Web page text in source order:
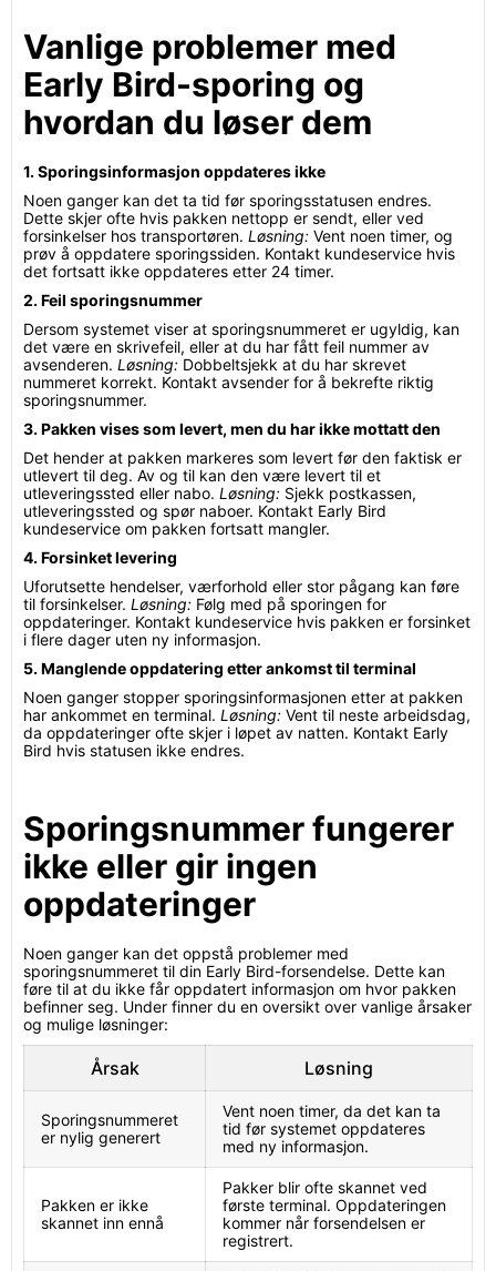
Vanlige problemer med
Early Bird-sporing og
hvordan du løser dem
1. Sporingsinformasjon oppdateres ikke
Noen ganger kan det ta tid før sporingsstatusen endres.
Dette skjer ofte hvis pakken nettopp er sendt, eller ved
forsinkelser hos transportøren. Løsning: Vent noen timer, og
prøv å oppdatere sporingssiden. Kontakt kundeservice hvis
det fortsatt ikke oppdateres etter 24 timer.
2. Feil sporingsnummer
Dersom systemet viser at sporingsnummeret er ugyldig, kan
det være en skrivefeil, eller at du har fått feil nummer av
avsenderen. Løsning: Dobbeltsjekk at du har skrevet
nummeret korrekt. Kontakt avsender for å bekrefte riktig
sporingsnummer.
3. Pakken vises som levert, men du har ikke mottatt den
Det hender at pakken markeres som levert før den faktisk er
utlevert til deg. Av og til kan den være levert til et
utleveringssted eller nabo. Løsning: Sjekk postkassen,
utleveringssted og spør naboer. Kontakt Early Bird
kundeservice om pakken fortsatt mangler.
4. Forsinket levering
Uforutsette hendelser, værforhold eller stor pågang kan føre
til forsinkelser. Løsning: Følg med på sporingen for
oppdateringer. Kontakt kundeservice hvis pakken er forsinket
i flere dager uten ny informasjon.
5. Manglende oppdatering etter ankomst til terminal
Noen ganger stopper sporingsinformasjonen etter at pakken
har ankommet en terminal. Løsning: Vent til neste arbeidsdag,
da oppdateringer ofte skjer i løpet av natten. Kontakt Early
Bird hvis statusen ikke endres.
Sporingsnummer fungerer
ikke eller gir ingen
oppdateringer
Noen ganger kan det oppstå problemer med
sporingsnummeret til din Early Bird-forsendelse. Dette kan
føre til at du ikke får oppdatert informasjon om hvor pakken
befinner seg. Under finner du en oversikt over vanlige årsaker
og mulige løsninger:
Årsak Løsning
Sporingsnummeret
er nylig generert
Vent noen timer, da det kan ta
tid før systemet oppdateres
med ny informasjon.
Pakken er ikke
skannet inn ennå
Pakker blir ofte skannet ved
første terminal. Oppdateringen
kommer når forsendelsen er
registrert.